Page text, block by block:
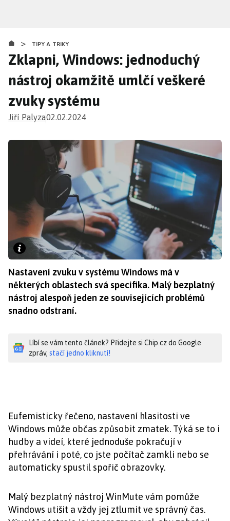
obsahu
> TIPY A TRIKY
Zklapni, Windows: jednoduchý
nástroj okamžitě umlčí veškeré
zvuky systému
Jiří Palyza02.02.2024
Nastavení zvuku v systému Windows má v
některých oblastech svá specifika. Malý bezplatný
nástroj alespoň jeden ze souvisejících problémů
snadno odstraní.
Líbí se vám tento článek? Přidejte si Chip.cz do Google
zpráv, stačí jedno kliknutí!
Eufemisticky řečeno, nastavení hlasitosti ve
Windows může občas způsobit zmatek. Týká se to i
hudby a videí, které jednoduše pokračují v
přehrávání i poté, co jste počítač zamkli nebo se
automaticky spustil spořič obrazovky.
Malý bezplatný nástroj WinMute vám pomůže
Windows utišit a vždy jej ztlumit ve správný čas.